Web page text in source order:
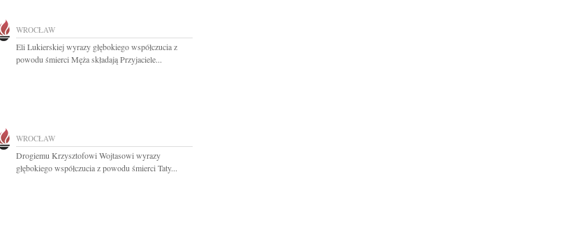
WROCŁAW
Eli Lukierskiej wyrazy głębokiego współczucia z
powodu śmierci Męża składają Przyjaciele...
WROCŁAW
Drogiemu Krzysztofowi Wojtasowi wyrazy
głębokiego współczucia z powodu śmierci Taty...